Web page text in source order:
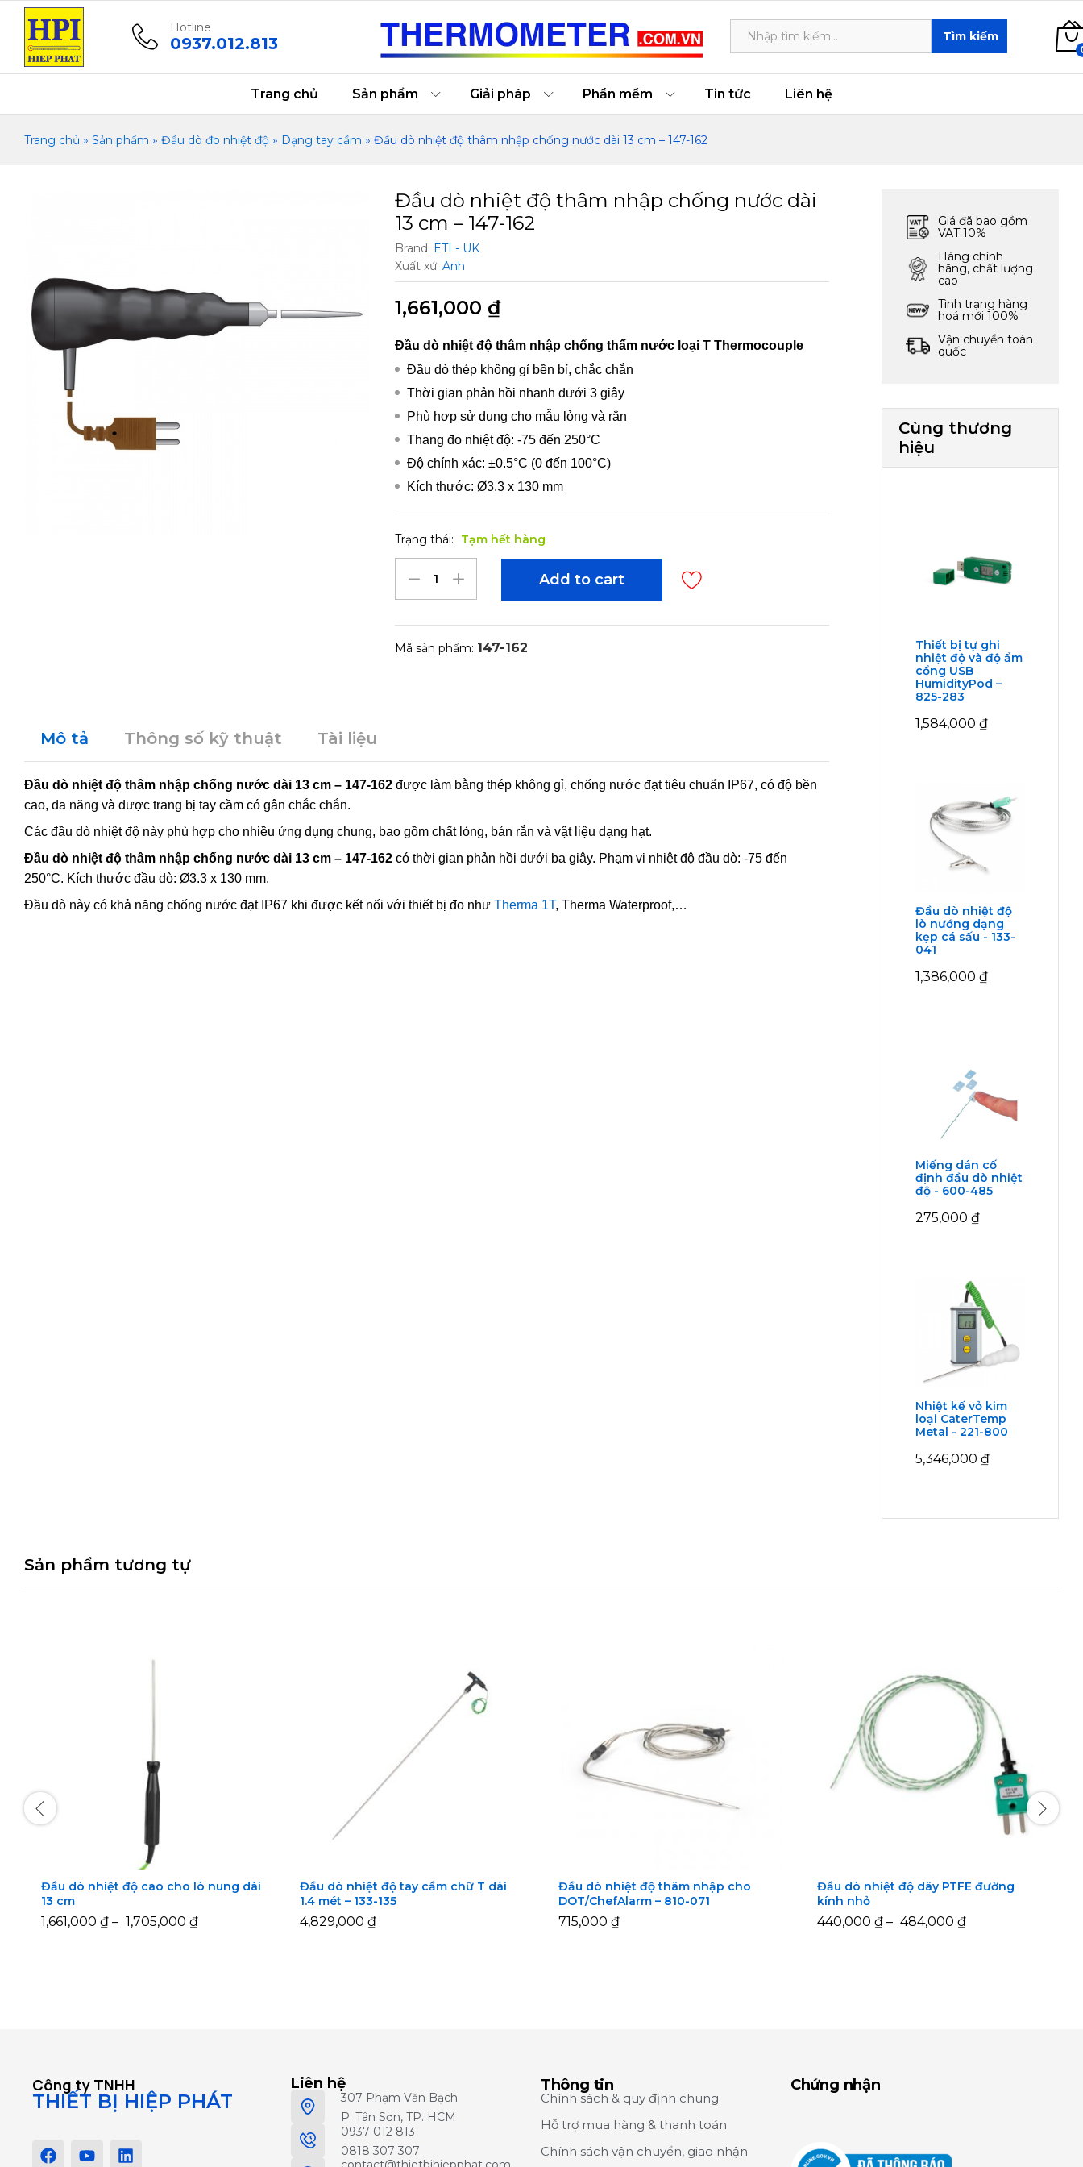
Hotline
0937.012.813 Tìm kiếm
Trang chủ Sản phẩm Giải pháp Phần mềm Tin tức Liên hệ
Trang chủ » Sản phẩm » Đầu dò đo nhiệt độ » Dạng tay cầm » Đầu dò nhiệt độ thâm nhập chống nước dài 13 cm – 147-162
Đầu dò nhiệt độ thâm nhập chống nước dài
13 cm – 147-162
Brand: ETI - UK
Xuất xứ: Anh
1,661,000 ₫
Đầu dò nhiệt độ thâm nhập chống thấm nước loại T Thermocouple
Đầu dò thép không gỉ bền bỉ, chắc chắn
Thời gian phản hồi nhanh dưới 3 giây
Phù hợp sử dụng cho mẫu lỏng và rắn
Thang đo nhiệt độ: -75 đến 250°C
Độ chính xác: ±0.5°C (0 đến 100°C)
Kích thước: Ø3.3 x 130 mm
Trạng thái: Tạm hết hàng
Add to cart
Mã sản phẩm: 147-162
Mô tả Thông số kỹ thuật Tài liệu
Đầu dò nhiệt độ thâm nhập chống nước dài 13 cm – 147-162 được làm bằng thép không gỉ, chống nước đạt tiêu chuẩn IP67, có độ bền
cao, đa năng và được trang bị tay cầm có gân chắc chắn.
Các đầu dò nhiệt độ này phù hợp cho nhiều ứng dụng chung, bao gồm chất lỏng, bán rắn và vật liệu dạng hạt.
Đầu dò nhiệt độ thâm nhập chống nước dài 13 cm – 147-162 có thời gian phản hồi dưới ba giây. Phạm vi nhiệt độ đầu dò: -75 đến
250°C. Kích thước đầu dò: Ø3.3 x 130 mm.
Đầu dò này có khả năng chống nước đạt IP67 khi được kết nối với thiết bị đo như Therma 1T, Therma Waterproof,…
Giá đã bao gồm
VAT 10%
Hàng chính
hãng, chất lượng
cao
Tình trạng hàng
hoá mới 100%
Vận chuyển toàn
quốc
Cùng thương
hiệu
Thiết bị tự ghi
nhiệt độ và độ ẩm
cổng USB
HumidityPod –
825-283
1,584,000₫
Đầu dò nhiệt độ
lò nướng dạng
kẹp cá sấu - 133-
041
1,386,000₫
Miếng dán cố
định đầu dò nhiệt
độ - 600-485
275,000₫
Nhiệt kế vỏ kim
loại CaterTemp
Metal - 221-800
5,346,000₫
Sản phẩm tương tự
Đầu dò nhiệt độ cao cho lò nung dài
13 cm
1,661,000 ₫ – 1,705,000 ₫
1,661,000 ₫ 1,705,000 ₫
Đầu dò nhiệt độ tay cầm chữ T dài
1.4 mét – 133-135
4,829,000 ₫
4,829,000 ₫
Đầu dò nhiệt độ thâm nhập cho
DOT/ChefAlarm – 810-071
715,000 ₫
715,000 ₫
Đầu dò nhiệt độ dây PTFE đường
kính nhỏ
440,000 ₫ – 484,000 ₫
440,000 ₫ 484,000 ₫
Công ty TNHH
THIẾT BỊ HIỆP PHÁT
Liên hệ
307 Phạm Văn Bạch
P. Tân Sơn, TP. HCM
0937 012 813
0818 307 307
Thông tin
Chính sách & quy định chung
Hỗ trợ mua hàng & thanh toán
Chính sách vận chuyển, giao nhận
Chứng nhận
Thông số kỹ thuật 1,661,000₫